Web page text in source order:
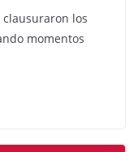
los
momentos